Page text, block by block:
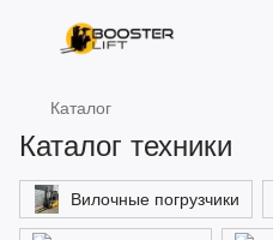
Каталог
Каталог техники
Вилочные погрузчики